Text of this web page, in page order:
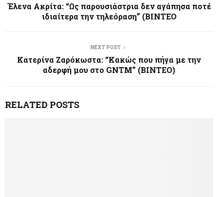
Έλενα Ακρίτα: “Ως παρουσιάστρια δεν αγάπησα ποτέ
ιδιαίτερα την τηλεόραση” (ΒΙΝΤΕΟ
NEXT POST
Κατερίνα Ζαρόκωστα: “Κακώς που πήγα με την
αδερφή μου στο GNTM” (ΒΙΝΤΕΟ)
RELATED POSTS